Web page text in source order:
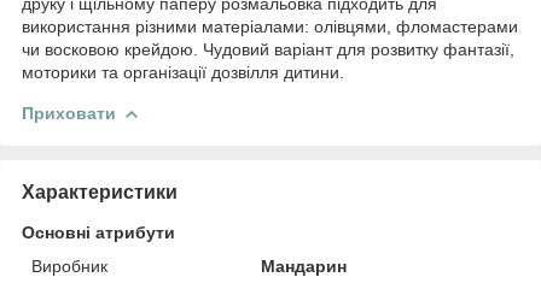
використання різними матеріалами: олівцями, фломастерами
чи восковою крейдою. Чудовий варіант для розвитку фантазії,
моторики та організації дозвілля дитини.
Приховати
Характеристики
Основні атрибути
Виробник
Мандарин